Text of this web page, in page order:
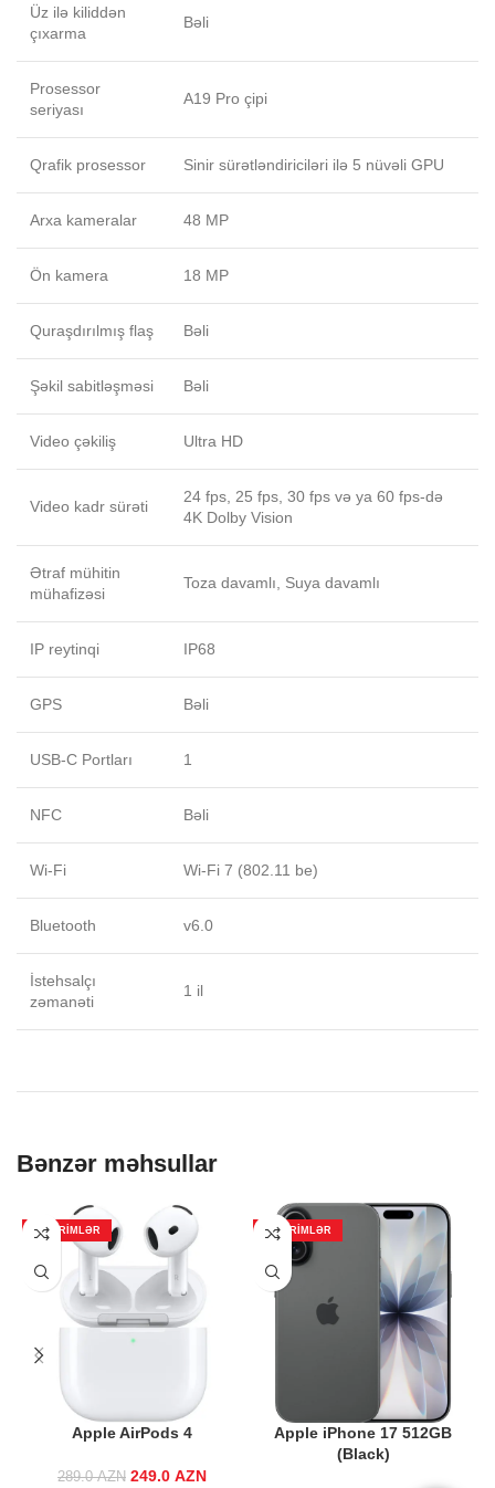
Üz ilə kiliddən
çıxarma
Bəli
Prosessor
seriyası
A19 Pro çipi
Qrafik prosessor Sinir sürətləndiriciləri ilə 5 nüvəli GPU
Arxa kameralar 48 MP
Ön kamera 18 MP
Quraşdırılmış flaş Bəli
Şəkil sabitləşməsi Bəli
Video çəkiliş Ultra HD
Video kadr sürəti
24 fps, 25 fps, 30 fps və ya 60 fps-də
4K Dolby Vision
Ətraf mühitin
mühafizəsi
Toza davamlı, Suya davamlı
IP reytinqi IP68
GPS Bəli
USB-C Portları 1
NFC Bəli
Wi-Fi Wi-Fi 7 (802.11 be)
Bluetooth v6.0
İstehsalçı
zəmanəti
1 il
Bənzər məhsullar
ENDIRIMLƏR
Apple AirPods 4
289.0AZN Original price
249.0 AZN
ENDIRIMLƏR
Apple iPhone 17 512GB
(Black)